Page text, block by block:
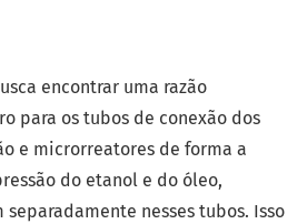
encontrar uma razão
para os tubos de conexão dos
e microrreatores de forma a
do etanol e do óleo,
separadamente nesses tubos. Isso